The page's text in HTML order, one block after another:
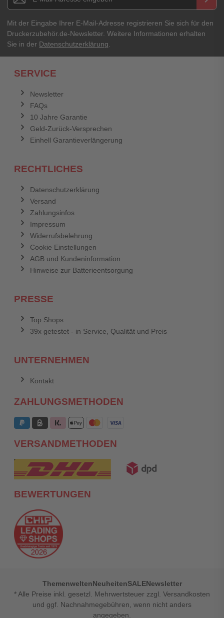
Mit der Eingabe Ihrer E-Mail-Adresse registrieren Sie sich für den
Druckerzubehör.de-Newsletter. Weitere Informationen erhalten
Sie in der Datenschutzerklärung
SERVICE
Newsletter
FAQs
10 Jahre Garantie
Geld-Zurück-Versprechen
Einhell Garantieverlängerung
RECHTLICHES
Datenschutzerklärung
Versand
Zahlungsinfos
Impressum
Widerrufsbelehrung
Cookie Einstellungen
AGB und Kundeninformation
Hinweise zur Batterieentsorgung
PRESSE
Top Shops
39x getestet - in Service, Qualität und Preis
UNTERNEHMEN
Kontakt
ZAHLUNGSMETHODEN
VERSANDMETHODEN
BEWERTUNGEN
ThemenweltenNeuheitenSALENewsletter
* Alle Preise inkl. gesetzl. Mehrwertsteuer zzgl. Versandkosten
und ggf. Nachnahmegebühren, wenn nicht anders
angegeben.